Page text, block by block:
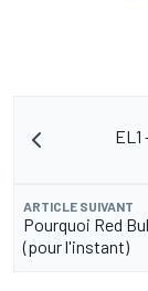
EL1
ARTICLE SUIVANT
Pourquoi Red
(pour l'instant)